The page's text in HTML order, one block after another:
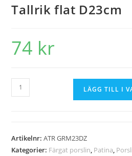
Tallrik flat D23cm
74 kr
LÄGG TILL I
Artikelnr:ATR GRM23DZ
Kategorier: Färgat porslin, Patina,